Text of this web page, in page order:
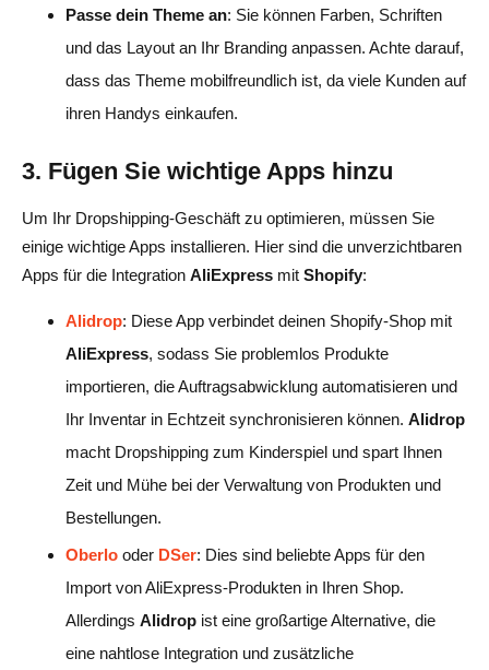
Passe dein Theme an: Sie können Farben, Schriften
und das Layout an Ihr Branding anpassen. Achte darauf,
dass das Theme mobilfreundlich ist, da viele Kunden auf
ihren Handys einkaufen.
3. Fügen Sie wichtige Apps hinzu
Um Ihr Dropshipping-Geschäft zu optimieren, müssen Sie
einige wichtige Apps installieren. Hier sind die unverzichtbaren
Apps für die Integration AliExpress mit Shopify:
Alidrop: Diese App verbindet deinen Shopify-Shop mit
AliExpress, sodass Sie problemlos Produkte
importieren, die Auftragsabwicklung automatisieren und
Ihr Inventar in Echtzeit synchronisieren können. Alidrop
macht Dropshipping zum Kinderspiel und spart Ihnen
Zeit und Mühe bei der Verwaltung von Produkten und
Bestellungen.
Oberlo oder DSer: Dies sind beliebte Apps für den
Import von AliExpress-Produkten in Ihren Shop.
Allerdings Alidrop ist eine großartige Alternative, die
eine nahtlose Integration und zusätzliche